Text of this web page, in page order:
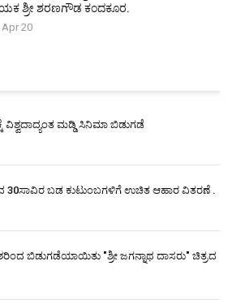
ಶ್ರೀ ಶರಣಗೌಡ ಕಂದಕೂರ.
Apr 20
ವಿಶ್ವದಾದ್ಯಂತ ಮಡ್ಡಿ ಸಿನಿಮಾ ಬಿಡುಗಡೆ
ಬಡ ಕುಟುಂಬಗಳಿಗೆ ಉಚಿತ ಆಹಾರ ವಿತರಣೆ .
ಬಿಡುಗಡೆಯಾಯಿತು "ಶ್ರೀ ಜಗನ್ನಾಥ ದಾಸರು" ಚಿತ್ರದ